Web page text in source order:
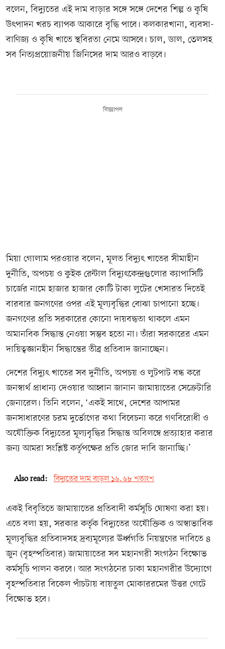
বলেন, বিদ্যুতের এই দাম বাড়ার সঙ্গে সঙ্গে দেশের শিল্প ও কৃষি
উৎপাদন খরচ ব্যাপক আকারে বৃদ্ধি পাবে। কলকারখানা, ব্যবসা-
বাণিজ্য ও কৃষি খাতে স্থবিরতা নেমে আসবে। চাল, ডাল, তেলসহ
সব নিত্যপ্রয়োজনীয় জিনিসের দাম আরও বাড়বে।
বিজ্ঞাপন
মিয়া গোলাম পরওয়ার বলেন, মূলত বিদ্যুৎ খাতের সীমাহীন
দুর্নীতি, অপচয় ও কুইক রেন্টাল বিদ্যুৎকেন্দ্রগুলোর ক্যাপাসিটি
চার্জের নামে হাজার হাজার কোটি টাকা লুটের খেসারত দিতেই
বারবার জনগণের ওপর এই মূল্যবৃদ্ধির বোঝা চাপানো হচ্ছে।
জনগণের প্রতি সরকারের কোনো দায়বদ্ধতা থাকলে এমন
অমানবিক সিদ্ধান্ত নেওয়া সম্ভব হতো না। তাঁরা সরকারের এমন
দায়িত্বজ্ঞানহীন সিদ্ধান্তের তীব্র প্রতিবাদ জানাচ্ছেন।
দেশের বিদ্যুৎ খাতের সব দুর্নীতি, অপচয় ও লুটপাট বন্ধ করে
জনস্বার্থ প্রাধান্য দেওয়ার আহ্বান জানান জামায়াতের সেক্রেটারি
জেনারেল। তিনি বলেন, ‘একই সাথে, দেশের আপামর
জনসাধারণের চরম দুর্ভোগের কথা বিবেচনা করে গণবিরোধী ও
অযৌক্তিক বিদ্যুতের মূল্যবৃদ্ধির সিদ্ধান্ত অবিলম্বে প্রত্যাহার করার
জন্য আমরা সংশ্লিষ্ট কর্তৃপক্ষের প্রতি জোর দাবি জানাচ্ছি।’
Also read: বিদ্যুতের দাম বাড়ল ১৬.৬৮ শতাংশ
একই বিবৃতিতে জামায়াতের প্রতিবাদী কর্মসূচি ঘোষণা করা হয়।
এতে বলা হয়, সরকার কর্তৃক বিদ্যুতের অযৌক্তিক ও অস্বাভাবিক
মূল্যবৃদ্ধির প্রতিবাদসহ দ্রব্যমূল্যের ঊর্ধ্বগতি নিয়ন্ত্রণের দাবিতে ৪
জুন (বৃহস্পতিবার) জামায়াতের সব মহানগরী সংগঠন বিক্ষোভ
কর্মসূচি পালন করবে। আর সংগঠনের ঢাকা মহানগরীর উদ্যোগে
বৃহস্পতিবার বিকেল পাঁচটায় বায়তুল মোকাররমের উত্তর গেটে
বিক্ষোভ হবে।